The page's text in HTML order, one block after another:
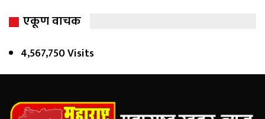
एकूण वाचक
4,567,750 Visits